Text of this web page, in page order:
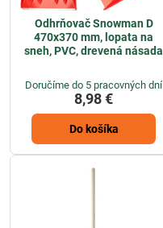
Odhrňovač Snowman D
470x370 mm, lopata na
sneh, PVC, drevená násada
Doručíme do 5 pracovných dní
8,98 €
Do košíka